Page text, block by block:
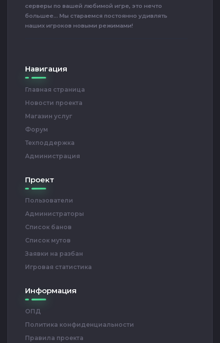
серверы по вашей любимой игре, это нечто
большее... Мы стараемся постоянно удивлять
наших игроков новыми режимами!
Навигация
Главная страница
Новости проекта
Магазин услуг
Форум
Техподдержка
Администрация
Проект
Пользователи
Администраторы
Список банов
Список мутов
Заявки на разбан
Игровая статистика
Информация
ОПД
Политика конфиденциальности
Правила проекта